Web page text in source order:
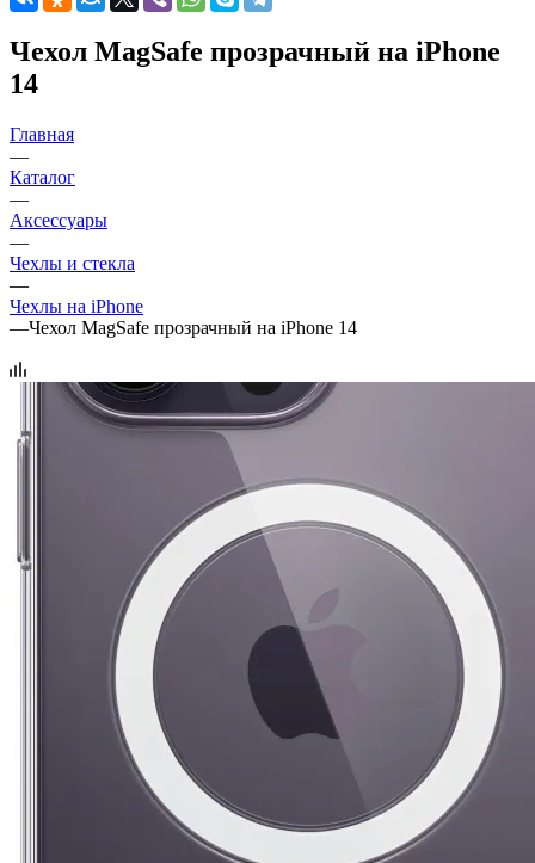
Чехол MagSafe прозрачный на iPhone
14
Главная
—
Каталог
—
Аксессуары
—
Чехлы и стекла
—
Чехлы на iPhone
—Чехол MagSafe прозрачный на iPhone 14